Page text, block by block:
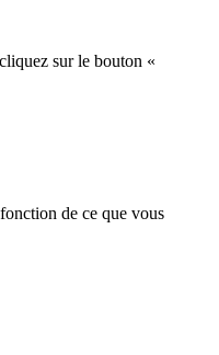
sur le bouton «
de ce que vous